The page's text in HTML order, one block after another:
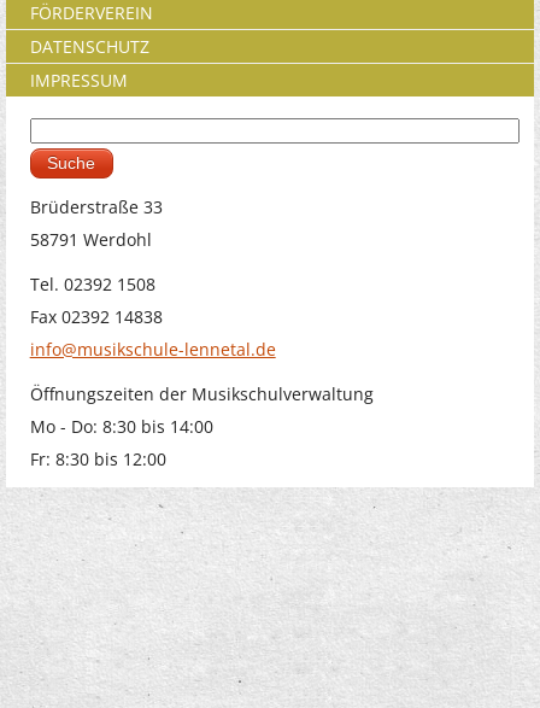
FÖRDERVEREIN
DATENSCHUTZ
IMPRESSUM
Suchformular
Brüderstraße 33
58791 Werdohl
Tel. 02392 1508
Fax 02392 14838
info@musikschule-lennetal.de
Öffnungszeiten der Musikschulverwaltung
Mo - Do: 8:30 bis 14:00
Fr: 8:30 bis 12:00